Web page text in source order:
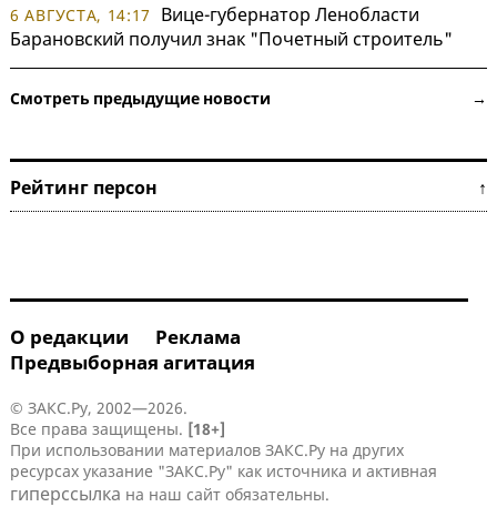
6 АВГУСТА, 14:17
Вице-губернатор Ленобласти
Барановский получил знак "Почетный строитель"
Смотреть предыдущие новости →
Рейтинг персон ↑
О редакции
Реклама
Предвыборная агитация
© ЗАКС.Ру, 2002—2026.
Все права защищены. [18+]
При использовании материалов ЗАКС.Ру на других
ресурсах указание "ЗАКС.Ру" как источника и активная
гиперссылка на наш сайт обязательны.